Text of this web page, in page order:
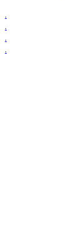
.
.
.
.